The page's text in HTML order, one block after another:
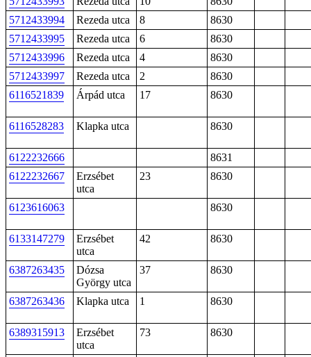
5712433994
Rezeda utca 8
8630
5712433995
Rezeda utca 6
8630
5712433996
Rezeda utca 4
8630
5712433997
Rezeda utca 2
8630
6116521839
Árpád utca 17 8630
6116528283 Klapka utca 8630
6122232666
8631
6122232667
Erzsébet
utca
23 8630
6123616063 8630
6133147279
Erzsébet
utca
42 8630
6387263435
Dózsa
György utca
37 8630
6387263436 Klapka utca 1 8630
6389315913
Erzsébet
utca
73 8630